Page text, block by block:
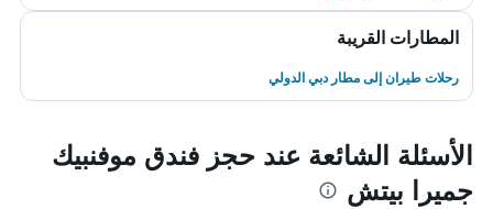
المطارات القريبة
رحلات طيران إلى مطار دبي الدولي
الأسئلة الشائعة عند حجز فندق موفنبيك
جميرا بيتش